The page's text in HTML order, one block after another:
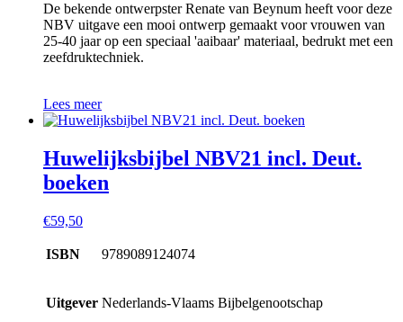
De bekende ontwerpster Renate van Beynum heeft voor deze
NBV uitgave een mooi ontwerp gemaakt voor vrouwen van
25-40 jaar op een speciaal 'aaibaar' materiaal, bedrukt met een
zeefdruktechniek.
Lees meer
Huwelijksbijbel NBV21 incl. Deut.
boeken
€59,50
ISBN 9789089124074
Uitgever Nederlands-Vlaams Bijbelgenootschap